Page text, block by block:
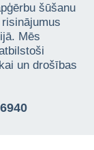
šūšanu
Mēs
un drošības